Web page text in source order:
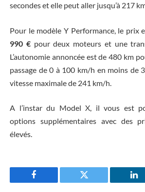
secondes et elle peut aller jusqu’à 217
Pour le modèle Y Performance, le prix
990 €pour deux moteurs et une
L’autonomie annoncée est de 480 km
passage de 0 à 100 km/h en moins de
vitesse maximale de 241 km/h.
A l’instar du Model X, il vous est
options supplémentaires avec des
élevés.
Facebook Twitter